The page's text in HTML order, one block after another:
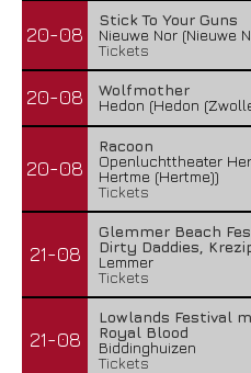
20-08
Stick To Your Guns
Nieuwe Nor (Nieuwe
Tickets
20-08
Wolfmother
Hedon (Hedon
20-08
Racoon
Openluchttheater
Hertme (Hertme))
Tickets
21-08
Glemmer Beach
Dirty Daddies,
Lemmer
Tickets
21-08
Lowlands Festival
Royal Blood
Biddinghuizen
Tickets